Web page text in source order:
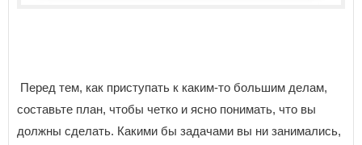
Перед тем, как приступать к каким-то большим делам,
составьте план, чтобы четко и ясно понимать, что вы
должны сделать. Какими бы задачами вы ни занимались,